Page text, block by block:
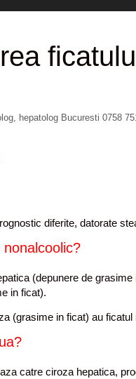
hepatolog Bucuresti 0758
diferite, datorate
(depunere de
in ficat).
(grasime in ficat) au
catre ciroza hepatica,